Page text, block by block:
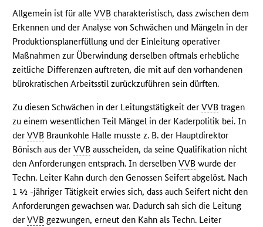
Allgemein ist für alleVVB charakteristisch, dass zwischen dem
Erkennen und der Analyse von Schwächen und Mängeln in der
Produktionsplanerfüllung und der Einleitung operativer
Maßnahmen zur Überwindung derselben oftmals erhebliche
zeitliche Differenzen auftreten, die mit auf den vorhandenen
bürokratischen Arbeitsstil zurückzuführen sein dürften.
Zu diesen Schwächen in der Leitungstätigkeit derVVB tragen
zu einem wesentlichen Teil Mängel in der Kaderpolitik bei. In
derVVB Braunkohle Halle musste z. B. der Hauptdirektor
Bönisch aus derVVB ausscheiden, da seine Qualifikation nicht
den Anforderungen entsprach. In derselbenVVB wurde der
Techn. Leiter Kahn durch den Genossen Seifert abgelöst. Nach
1 ½ -jähriger Tätigkeit erwies sich, dass auch Seifert nicht den
Anforderungen gewachsen war. Dadurch sah sich die Leitung
derVVB gezwungen, erneut den Kahn als Techn. Leiter